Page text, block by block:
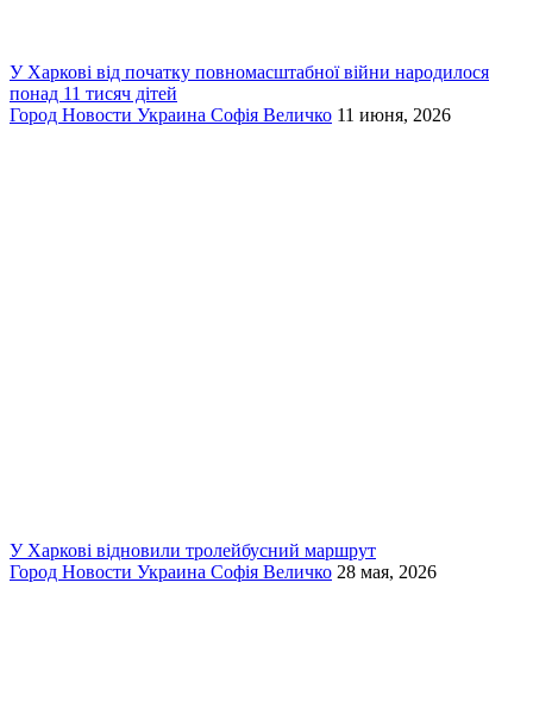
У Харкові від початку повномасштабної війни народилося
понад 11 тисяч дітей
Город Новости Украина Софія Величко 11 июня, 2026
У Харкові відновили тролейбусний маршрут
Город Новости Украина Софія Величко 28 мая, 2026